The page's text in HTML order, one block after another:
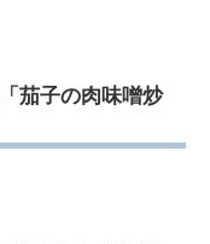
茄子の肉味噌炒